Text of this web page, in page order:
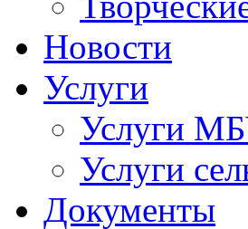
Новости
Услуги
Услуги
Услуги
Документы